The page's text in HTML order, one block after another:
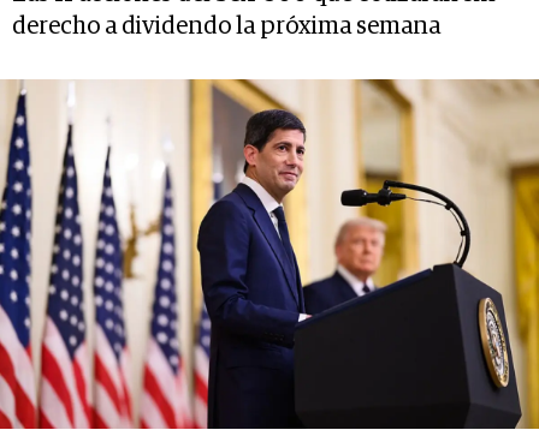
derecho a dividendo la próxima semana